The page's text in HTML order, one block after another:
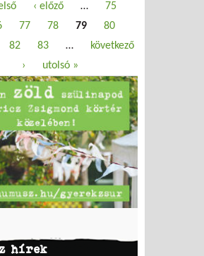
‹ előző …
75
77 78 79
80
82 83 …
következő
›
utolsó »
hírek